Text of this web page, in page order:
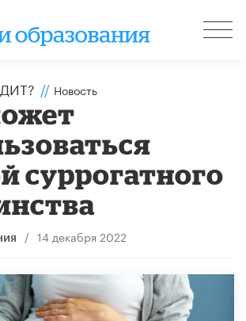
// Новость
суррогатного
/ 14 декабря 2022